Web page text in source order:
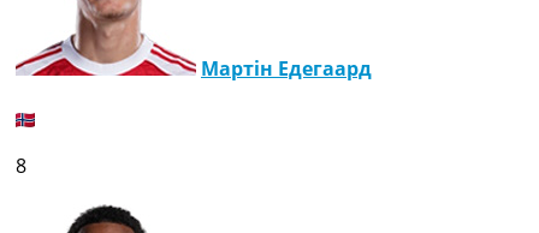
Мартін Едегаард
8